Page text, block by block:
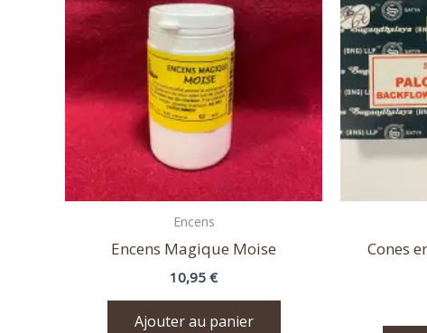
Encens
Encens Magique Moise
10,95 €
Ajouter au panier
Cones